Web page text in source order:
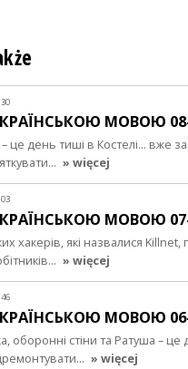
МОВОЮ 08-
це день тиші в Костелі... вже
» więcej
МОВОЮ 07-
хакерів, які назвалися
» więcej
МОВОЮ 06-
стіни та Ратуша – це
» więcej